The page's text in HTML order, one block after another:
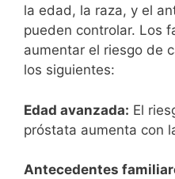
la edad, la raza, y el
pueden controlar. Los
aumentar el riesgo de
los siguientes:
Edad avanzada: El
próstata aumenta con
Antecedentes